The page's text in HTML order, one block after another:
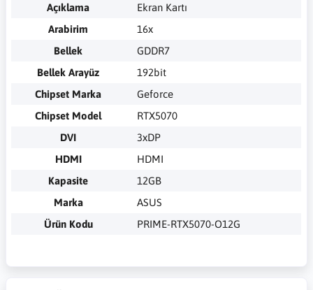
Açıklama
Ekran Kartı
Arabirim
16x
Bellek
GDDR7
Bellek Arayüz
192bit
Chipset Marka
Geforce
Chipset Model
RTX5070
DVI
3xDP
HDMI
HDMI
Kapasite
12GB
Marka
ASUS
Ürün Kodu
PRIME-RTX5070-O12G